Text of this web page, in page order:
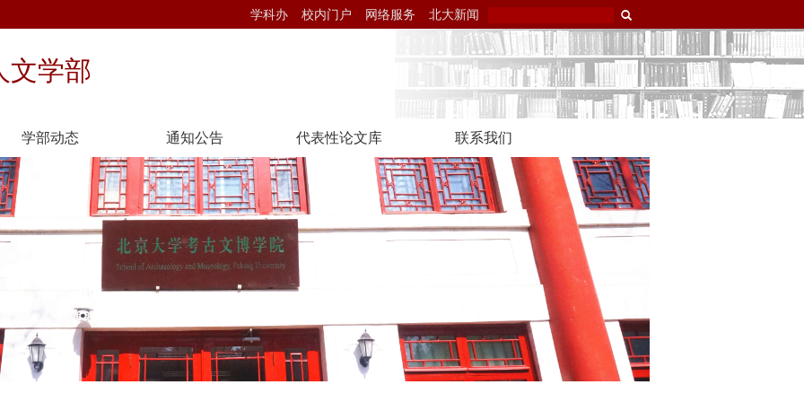
学科办 校内门户 网络服务 北大新闻
文学部
学部动态 通知公告 代表性论文库 联系我们